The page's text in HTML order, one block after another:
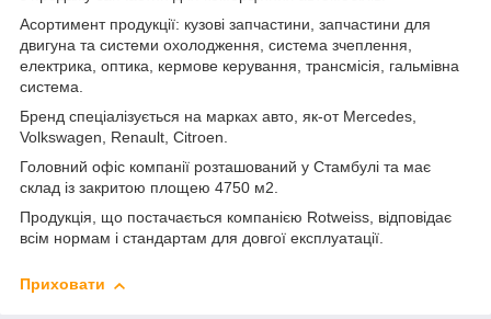
Асортимент продукції: кузові запчастини, запчастини для
двигуна та системи охолодження, система зчеплення,
електрика, оптика, кермове керування, трансмісія, гальмівна
система.
Бренд спеціалізується на марках авто, як-от Mercedes,
Volkswagen, Renault, Citroen.
Головний офіс компанії розташований у Стамбулі та має
склад із закритою площею 4750 м2.
Продукція, що постачається компанією Rotweiss, відповідає
всім нормам і стандартам для довгої експлуатації.
Приховати